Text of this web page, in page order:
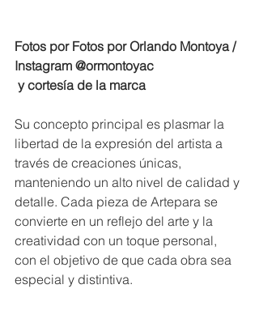
Fotos por Fotos por Orlando Montoya /
Instagram @ormontoyac
y cortesía de la marca
Su concepto principal es plasmar la
libertad de la expresión del artista a
través de creaciones únicas,
manteniendo un alto nivel de calidad y
detalle. Cada pieza de Artepara se
convierte en un reflejo del arte y la
creatividad con un toque personal,
con el objetivo de que cada obra sea
especial y distintiva.